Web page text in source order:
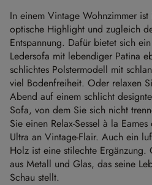
In einem Vintage Wohnzimmer
optische Highlight und zugleich
Entspannung. Dafür bietet sich
Ledersofa mit lebendiger Patina
schlichtes Polstermodell mit
viel Bodenfreiheit. Oder relaxen
Abend auf einem schlicht
Sofa, von dem Sie sich nicht
Sie einen Relax-Sessel à la
Ultra an Vintage-Flair. Auch ein
Holz ist eine stilechte Ergänzung.
aus Metall und Glas, das seine
Schau stellt.